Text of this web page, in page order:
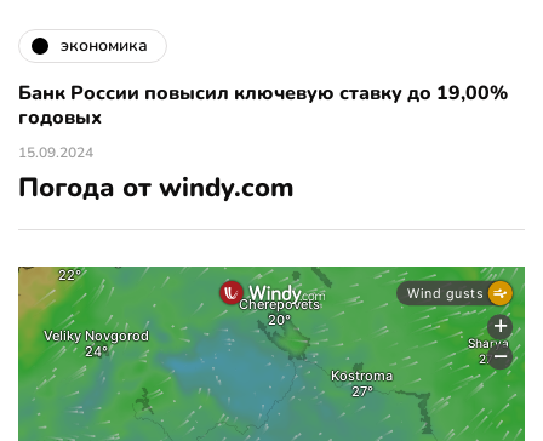
экономика
Банк России повысил ключевую ставку до 19,00%
годовых
15.09.2024
Погода от windy.com